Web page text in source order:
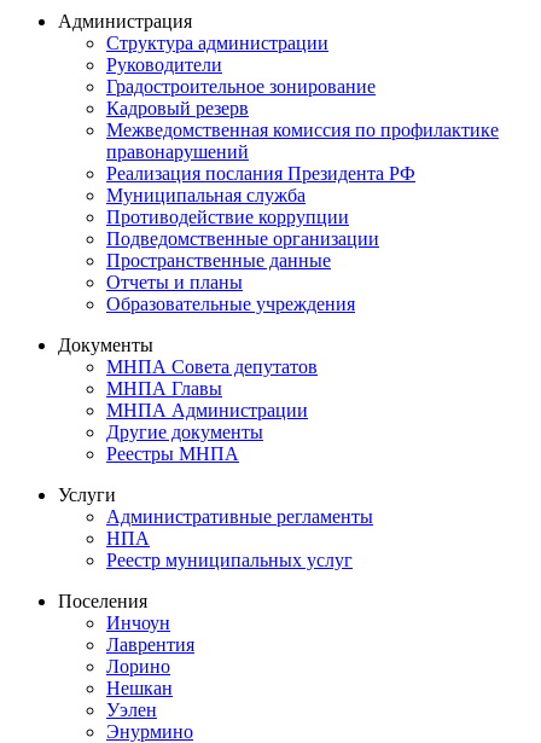
Администрация
Структура администрации
Руководители
Градостроительное зонирование
Кадровый резерв
Межведомственная комиссия по профилактике
правонарушений
Реализация послания Президента РФ
Муниципальная служба
Противодействие коррупции
Подведомственные организации
Пространственные данные
Отчеты и планы
Образовательные учреждения
Документы
МНПА Совета депутатов
МНПА Главы
МНПА Администрации
Другие документы
Реестры МНПА
Услуги
Административные регламенты
НПА
Реестр муниципальных услуг
Поселения
Инчоун
Лаврентия
Лорино
Нешкан
Уэлен
Энурмино